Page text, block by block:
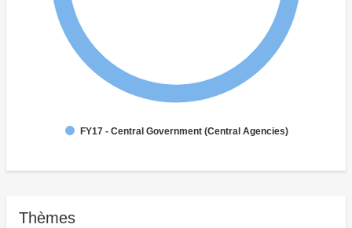
FY17 - Central Government (Central Agencies)
Thèmes